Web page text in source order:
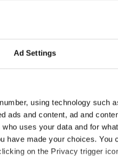
Ad Settings
using technology such
ads and content, ad and
uses your data and for
have made your choices. You
on the Privacy trigger
genom en